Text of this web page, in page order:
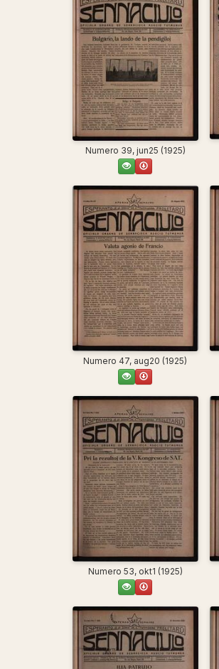
Numero 39, jun25 (1925)
Numero 47, aug20 (1925)
Numero 53, okt1 (1925)